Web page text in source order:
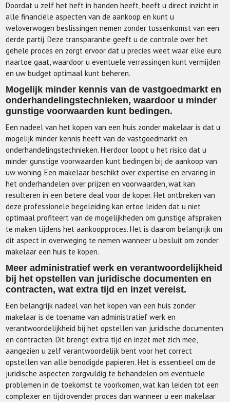
Doordat u zelf het heft in handen heeft, heeft u direct inzicht in
alle financiële aspecten van de aankoop en kunt u
weloverwogen beslissingen nemen zonder tussenkomst van een
derde partij. Deze transparantie geeft u de controle over het
gehele proces en zorgt ervoor dat u precies weet waar elke euro
naartoe gaat, waardoor u eventuele verrassingen kunt vermijden
en uw budget optimaal kunt beheren.
Mogelijk minder kennis van de vastgoedmarkt en
onderhandelingstechnieken, waardoor u minder
gunstige voorwaarden kunt bedingen.
Een nadeel van het kopen van een huis zonder makelaar is dat u
mogelijk minder kennis heeft van de vastgoedmarkt en
onderhandelingstechnieken. Hierdoor loopt u het risico dat u
minder gunstige voorwaarden kunt bedingen bij de aankoop van
uw woning. Een makelaar beschikt over expertise en ervaring in
het onderhandelen over prijzen en voorwaarden, wat kan
resulteren in een betere deal voor de koper. Het ontbreken van
deze professionele begeleiding kan ertoe leiden dat u niet
optimaal profiteert van de mogelijkheden om gunstige afspraken
te maken tijdens het aankoopproces. Het is daarom belangrijk om
dit aspect in overweging te nemen wanneer u besluit om zonder
makelaar een huis te kopen.
Meer administratief werk en verantwoordelijkheid
bij het opstellen van juridische documenten en
contracten, wat extra tijd en inzet vereist.
Een belangrijk nadeel van het kopen van een huis zonder
makelaar is de toename van administratief werk en
verantwoordelijkheid bij het opstellen van juridische documenten
en contracten. Dit brengt extra tijd en inzet met zich mee,
aangezien u zelf verantwoordelijk bent voor het correct
opstellen van alle benodigde papieren. Het is essentieel om de
juridische aspecten zorgvuldig te behandelen om eventuele
problemen in de toekomst te voorkomen, wat kan leiden tot een
complexer en tijdrovender proces dan wanneer u een makelaar